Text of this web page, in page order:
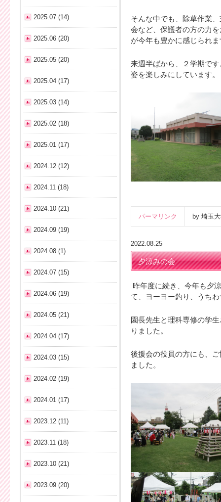
そんな中でも、除草作業
会など、保護者の方の力
が今年も豊かに感じられ
来週半ばから、２学期で
姿を楽しみにしています。
パーマリンク by 埼玉
2022.08.25
夕涼みの会
昨年度に続き、今年も夕
て、ヨーヨー釣り、うち
園長先生と理科専修の学
りました。
後援会の役員の方にも、
ました。
2025.07 (14)
2025.06 (20)
2025.05 (20)
2025.04 (17)
2025.03 (14)
2025.02 (18)
2025.01 (17)
2024.12 (12)
2024.11 (18)
2024.10 (21)
2024.09 (19)
2024.08 (1)
2024.07 (15)
2024.06 (19)
2024.05 (21)
2024.04 (17)
2024.03 (15)
2024.02 (19)
2024.01 (17)
2023.12 (11)
2023.11 (18)
2023.10 (21)
2023.09 (20)